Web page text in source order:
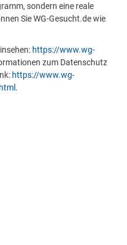
sondern eine reale
Sie WG-Gesucht.de wie
https://www.wg-
zum Datenschutz
https://www.wg-
.